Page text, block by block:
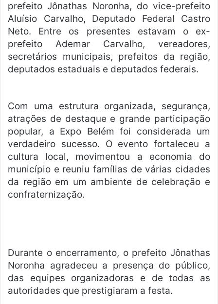
prefeito Jônathas Noronha, do vice-prefeito
Aluísio Carvalho, Deputado Federal Castro
Neto. Entre os presentes estavam o ex-
prefeito Ademar Carvalho, vereadores,
secretários municipais, prefeitos da região,
deputados estaduais e deputados federais.
Com uma estrutura organizada, segurança,
atrações de destaque e grande participação
popular, a Expo Belém foi considerada um
verdadeiro sucesso. O evento fortaleceu a
cultura local, movimentou a economia do
município e reuniu famílias de várias cidades
da região em um ambiente de celebração e
confraternização.
Durante o encerramento, o prefeito Jônathas
Noronha agradeceu a presença do público,
das equipes organizadoras e de todas as
autoridades que prestigiaram a festa.